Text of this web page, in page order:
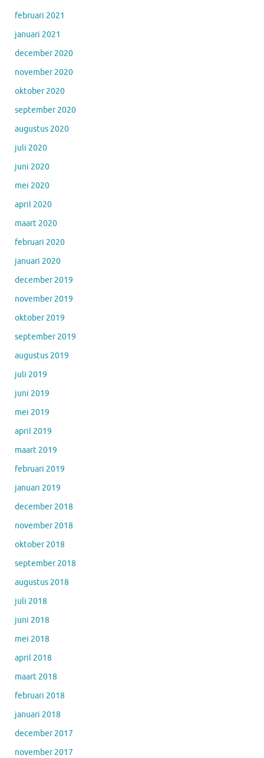
februari 2021
januari 2021
december 2020
november 2020
oktober 2020
september 2020
augustus 2020
juli 2020
juni 2020
mei 2020
april 2020
maart 2020
februari 2020
januari 2020
december 2019
november 2019
oktober 2019
september 2019
augustus 2019
juli 2019
juni 2019
mei 2019
april 2019
maart 2019
februari 2019
januari 2019
december 2018
november 2018
oktober 2018
september 2018
augustus 2018
juli 2018
juni 2018
mei 2018
april 2018
maart 2018
februari 2018
januari 2018
december 2017
november 2017